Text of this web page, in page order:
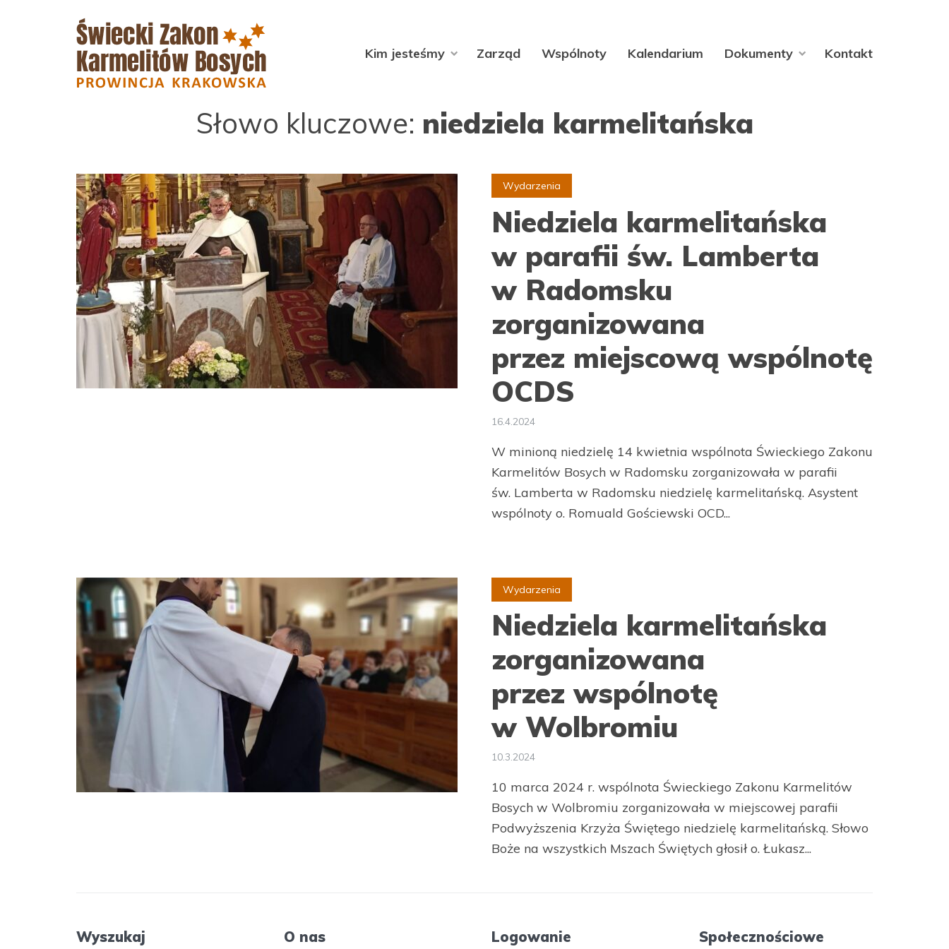
Kim jesteśmy Zarząd Wspólnoty Kalendarium Dokumenty Kontakt
Słowo kluczowe: niedziela karmelitańska
Wydarzenia
Niedziela karmelitańska
w parafii św. Lamberta
w Radomsku
zorganizowana
przez miejscową wspólnotę
OCDS
16.4.2024
W minioną niedzielę 14 kwietnia wspólnota Świeckiego Zakonu
Karmelitów Bosych w Radomsku zorganizowała w parafii
św. Lamberta w Radomsku niedzielę karmelitańską. Asystent
wspólnoty o. Romuald Gościewski OCD...
Wydarzenia
Niedziela karmelitańska
zorganizowana
przez wspólnotę
w Wolbromiu
10.3.2024
10 marca 2024 r. wspólnota Świeckiego Zakonu Karmelitów
Bosych w Wolbromiu zorganizowała w miejscowej parafii
Podwyższenia Krzyża Świętego niedzielę karmelitańską. Słowo
Boże na wszystkich Mszach Świętych głosił o. Łukasz...
Wyszukaj O nas Logowanie Społecznościowe